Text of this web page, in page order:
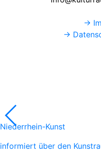
→
→
Niederrhein-Kunst
informiert über den